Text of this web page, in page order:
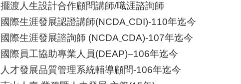
擺渡人生設計合作顧問講師/職涯諮詢師
國際生涯發展認證講師(NCDAˍCDI)-110年迄今
國際生涯發展諮詢師 (NCDAˍCDA)-107年迄今
國際員工協助專業人員(DEAP)–106年迄今
人才發展品質管理系統輔導顧問-106年迄今